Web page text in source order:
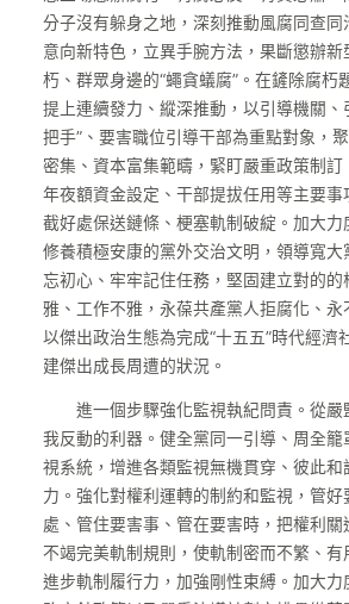
分子沒有躲身之地，深刻推動風腐同查同
意向新特色，立異手腕方法，果斷懲辦新
朽、群眾身邊的“蠅貪蟻腐”。在鏟除腐朽
提上連續發力、縱深推動，以引導機關、
把手”、要害職位引導干部為重點對象，
密集、資本富集範疇，緊盯嚴重政策制訂
年夜額資金設定、干部提拔任用等主要事
截好處保送鏈條、梗塞軌制破綻。加大力
修養積極安康的黨外交治文明，領導寬大
忘初心、牢牢記住任務，堅固建立對的的
雅、工作不雅，永葆共產黨人拒腐化、永
以傑出政治生態為完成“十五五”時代經濟
建傑出成長周遭的狀況。
進一個步驟強化監視執紀問責。從嚴
我反動的利器。健全黨同一引導、周全籠
視系統，增進各類監視無機貫穿、彼此和
力。強化對權利運轉的制約和監視，管好
處、管住要害事、管在要害時，把權利關
不竭完美軌制規則，使軌制密而不繁、有
進步軌制履行力，加強剛性束縛。加大力